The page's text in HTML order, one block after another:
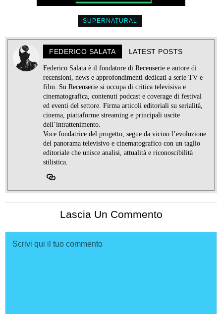
SUPERNATURAL
FEDERICO SALATA LATEST POSTS
Federico Salata è il fondatore di Recenserie e autore di
recensioni, news e approfondimenti dedicati a serie TV e
film. Su Recenserie si occupa di critica televisiva e
cinematografica, contenuti podcast e coverage di festival
ed eventi del settore. Firma articoli editoriali su serialità,
cinema, piattaforme streaming e principali uscite
dell’intrattenimento.
Voce fondatrice del progetto, segue da vicino l’evoluzione
del panorama televisivo e cinematografico con un taglio
editoriale che unisce analisi, attualità e riconoscibilità
stilistica.
Lascia Un Commento